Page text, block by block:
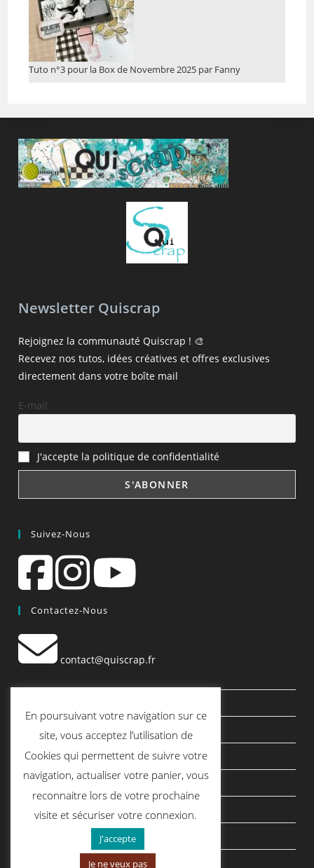
Tuto n°3 pour la Box de Novembre 2025 par Fanny
Newsletter Quiscrap
Rejoignez la communauté Quiscrap ! 🎨
Recevez nos tutos, idées créatives et offres exclusives
directement dans votre boîte mail
E-mail
J'accepte la politique de confidentialité
Suivez-Nous
Contactez-Nous
contact@quiscrap.fr
Le Blog
Conditions générales de vente
Mentions légales
Politique de confidentialité
politique de cookies
En poursuivant votre navigation sur ce
site, vous acceptez l’utilisation de
Cookies qui permettent de suivre votre
navigation, actualiser votre panier, vous
reconnaitre lors de votre prochaine
visite et sécuriser votre connexion.
J'accepte
Je ne veux pas